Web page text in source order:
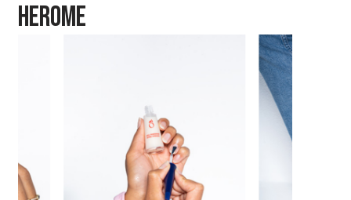
content
HEROME